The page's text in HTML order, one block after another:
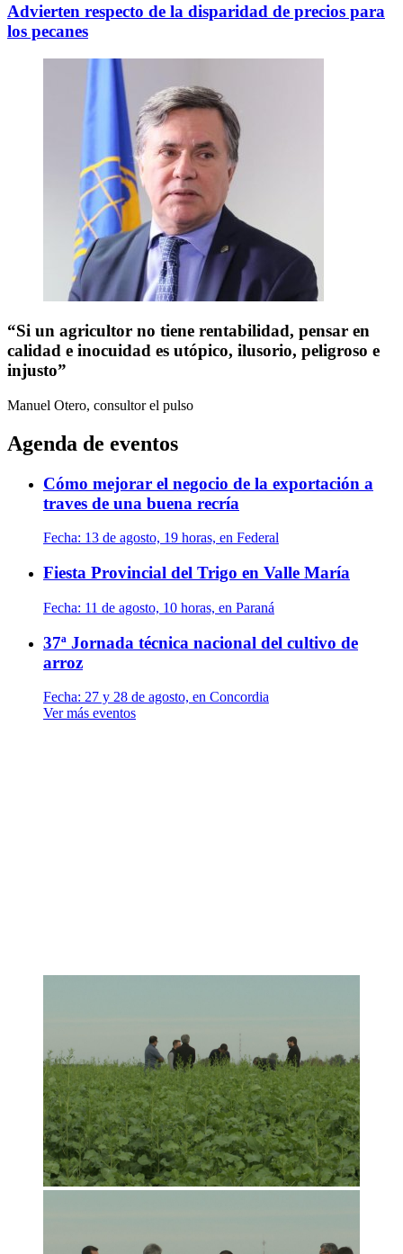
Advierten respecto de la disparidad de precios para
los pecanes
“Si un agricultor no tiene rentabilidad, pensar en
calidad e inocuidad es utópico, ilusorio, peligroso e
injusto”
Manuel Otero, consultor el pulso
Agenda de eventos
Cómo mejorar el negocio de la exportación a
traves de una buena recría
Fecha: 13 de agosto, 19 horas, en Federal
Fiesta Provincial del Trigo en Valle María
Fecha: 11 de agosto, 10 horas, en Paraná
37ª Jornada técnica nacional del cultivo de
arroz
Fecha: 27 y 28 de agosto, en Concordia
Ver más eventos